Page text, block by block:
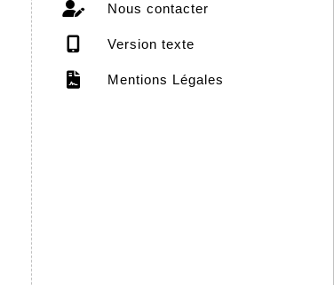
Nous contacter
Version texte
Mentions Légales